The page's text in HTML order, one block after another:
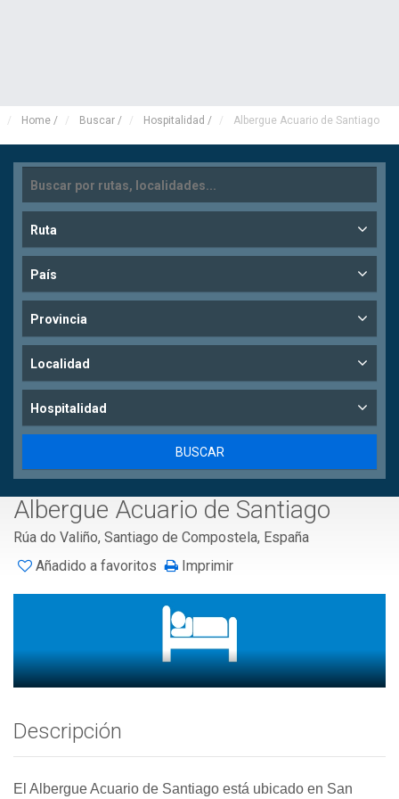
Home / Buscar / Hospitalidad / Albergue Acuario de Santiago
Ruta
País
Provincia
Localidad
Hospitalidad
Albergue Acuario de Santiago
Rúa do Valiño, Santiago de Compostela, España
Añadido a favoritos
Imprimir
Descripción
El Albergue Acuario de Santiago está ubicado en San